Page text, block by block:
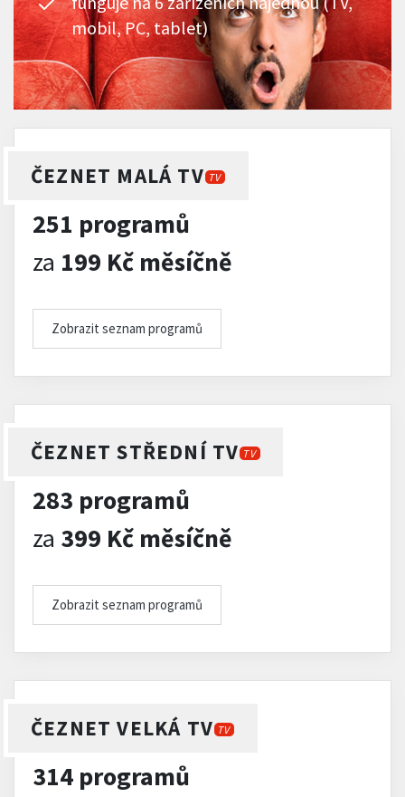
mobil, PC, tablet)
ČEZNET MALÁ TV TV
251 programů
za 199 Kč měsíčně
Zobrazit seznam programů
ČEZNET STŘEDNÍ TV TV
283 programů
za 399 Kč měsíčně
Zobrazit seznam programů
ČEZNET VELKÁ TV TV
314 programů